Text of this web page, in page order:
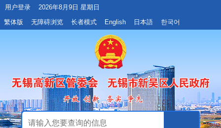
用户登录
2026年8月9日 星期日
繁体版
无障碍浏览 长者模式 English 日本語 한국어